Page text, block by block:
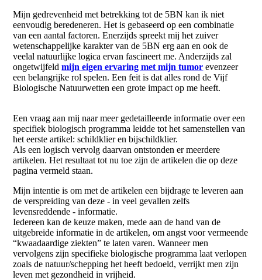
Mijn gedrevenheid met betrekking tot de 5BN kan ik niet
eenvoudig beredeneren. Het is gebaseerd op een combinatie
van een aantal factoren. Enerzijds spreekt mij het zuiver
wetenschappelijke karakter van de 5BN erg aan en ook de
veelal natuurlijke logica ervan fascineert me. Anderzijds zal
ongetwijfeldmijn eigen ervaring met mijn tumor evenzeer
een belangrijke rol spelen. Een feit is dat alles rond de Vijf
Biologische Natuurwetten een grote impact op me heeft.
Een vraag aan mij naar meer gedetailleerde informatie over een
specifiek biologisch programma leidde tot het samenstellen van
het eerste artikel: schildklier en bijschildklier.
Als een logisch vervolg daarvan ontstonden er meerdere
artikelen. Het resultaat tot nu toe zijn de artikelen die op deze
pagina vermeld staan.
Mijn intentie is om met de artikelen een bijdrage te leveren aan
de verspreiding van deze - in veel gevallen zelfs
levensreddende - informatie.
Iedereen kan de keuze maken, mede aan de hand van de
uitgebreide informatie in de artikelen, om angst voor vermeende
“kwaadaardige ziekten” te laten varen. Wanneer men
vervolgens zijn specifieke biologische programma laat verlopen
zoals de natuur/schepping het heeft bedoeld, verrijkt men zijn
leven met gezondheid in vrijheid.